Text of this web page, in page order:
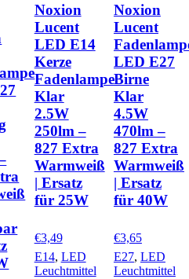
Noxion
Lucent
LED E14
Kerze
Fadenlampe
Klar
2.5W
250lm –
827 Extra
Warmweiß
| Ersatz
für 25W
€3,49
E14, LED
Leuchtmittel
Noxion
Lucent
LED E27
Birne
Klar
4.5W
470lm –
827 Extra
Warmweiß
| Ersatz
für 40W
€3,65
E27, LED
Leuchtmittel